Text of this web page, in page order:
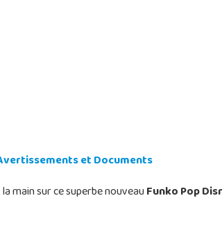
et Documents
main sur ce superbe nouveauFunko Pop